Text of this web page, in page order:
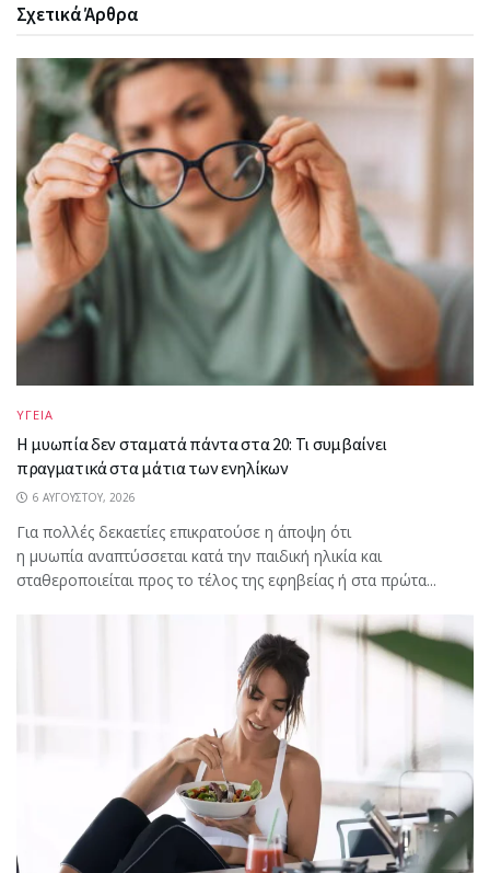
ΣχετικάΆρθρα
ΥΓΕΙΑ
Η μυωπία δεν σταματά πάντα στα 20: Τι συμβαίνει
πραγματικά στα μάτια των ενηλίκων
6 ΑΥΓΟΎΣΤΟΥ, 2026
Για πολλές δεκαετίες επικρατούσε η άποψη ότι
η μυωπία αναπτύσσεται κατά την παιδική ηλικία και
σταθεροποιείται προς το τέλος της εφηβείας ή στα πρώτα...